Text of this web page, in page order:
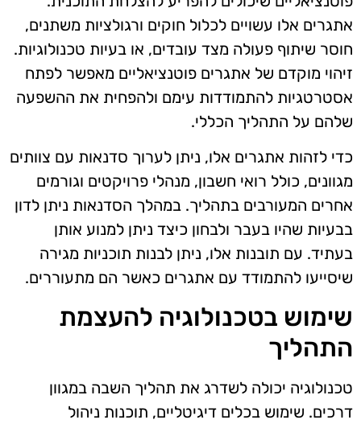
אתגרים אלו עשויים לכלול חוקים ורגולציות משתנים,
חוסר שיתוף פעולה מצד עובדים, או בעיות טכנולוגיות.
זיהוי מוקדם של אתגרים פוטנציאליים מאפשר לפתח
אסטרטגיות להתמודדות עימם ולהפחית את ההשפעה
שלהם על התהליך הכללי.
כדי לזהות אתגרים אלו, ניתן לערוך סדנאות עם צוותים
מגוונים, כולל רואי חשבון, מנהלי פרויקטים וגורמים
אחרים המעורבים בתהליך. במהלך הסדנאות ניתן לדון
בבעיות שהיו בעבר ולבחון כיצד ניתן למנוע אותן
בעתיד. עם תובנות אלו, ניתן לבנות תוכניות מגירה
שיסייעו להתמודד עם אתגרים כאשר הם מתעוררים.
שימוש בטכנולוגיה להעצמת
התהליך
טכנולוגיה יכולה לשדרג את תהליך השבה במגוון
דרכים. שימוש בכלים דיגיטליים, תוכנות ניהול